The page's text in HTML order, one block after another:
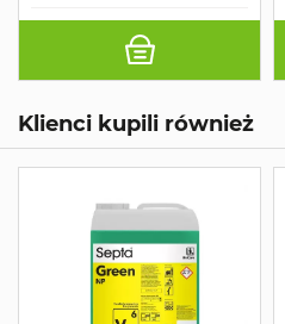
Klienci kupili również